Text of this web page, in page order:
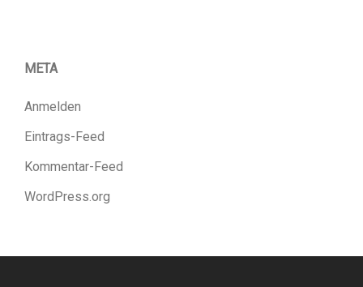
META
Anmelden
Eintrags-Feed
Kommentar-Feed
WordPress.org